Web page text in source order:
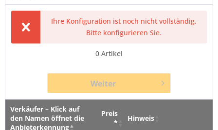
Ihre Konfiguration ist noch nicht vollständig.
Bitte konfigurieren Sie.
0 Artikel
Weiter
Verkäufer – Klick auf
den Namen öffnet die
Anbieterkennung
Preis
*
Hinweis